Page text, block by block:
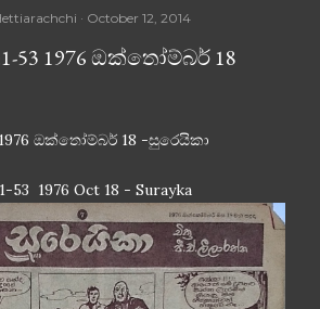
October 12, 2014
53 1976 ඔක්තෝම්බර් 18
ඔක්තෝම්බර් 18 -සුරෙයිකා
53 1976 Oct 18 - Surayka